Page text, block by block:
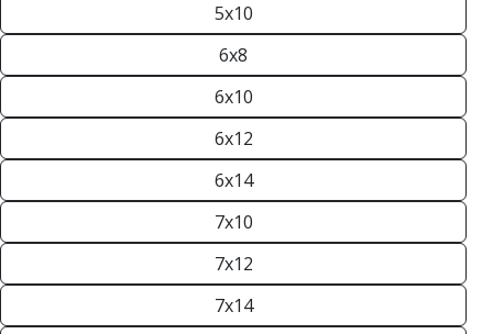
5x10
6x8
6x10
6x12
6x14
7x10
7x12
7x14